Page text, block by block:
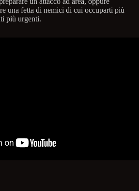
una fetta di nemici di cui occuparti più
più urgenti.